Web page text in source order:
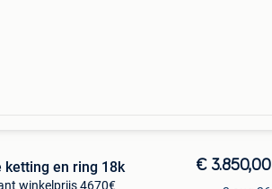
ketting en ring 18k
winkelprijs 4670€
€ 3.850,00